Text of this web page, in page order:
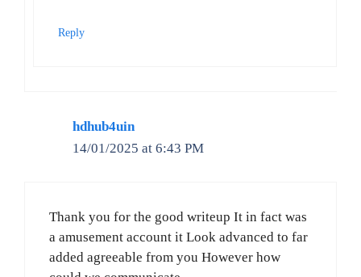
Reply
hdhub4uin
14/01/2025 at 6:43 PM
Thank you for the good writeup It in fact was
a amusement account it Look advanced to far
added agreeable from you However how